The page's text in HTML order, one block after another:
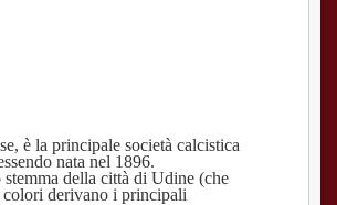
è la principale società calcistica
nata nel 1896.
della città di Udine (che
colori derivano i principali